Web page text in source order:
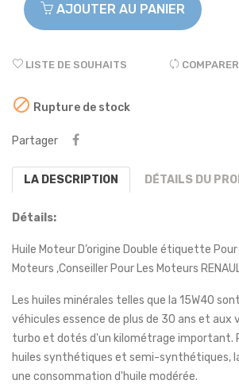
AJOUTER AU PANIER
LISTE DE SOUHAITS COMPARER
 Rupture de stock
Partager
LA DESCRIPTION DÉTAILS DU
Détails:
Huile Moteur D’origine Double étiquette
Moteurs ,Conseiller Pour Les Moteurs
Les huiles minérales telles que la 15W40
véhicules essence de plus de 30 ans et aux
turbo et dotés d'un kilométrage important.
huiles synthétiques et semi-synthétiques,
une consommation d'huile modérée.